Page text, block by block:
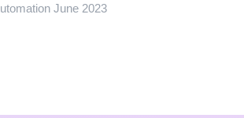
June 2023